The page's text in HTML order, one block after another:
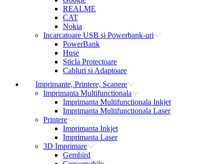
REALME
CAT
Nokia
Incarcatoare USB si Powerbank-uri
PowerBank
Huse
Sticla Protectoare
Cabluri si Adaptoare
Imprimante, Printere, Scanere
Imprimanta Multifunctionala
Imprimanta Multifunctionala Inkjet
Imprimanta Multifunctionala Laser
Printere
Imprimanta Inkjet
Imprimanta Laser
3D Imprimare
Gembird